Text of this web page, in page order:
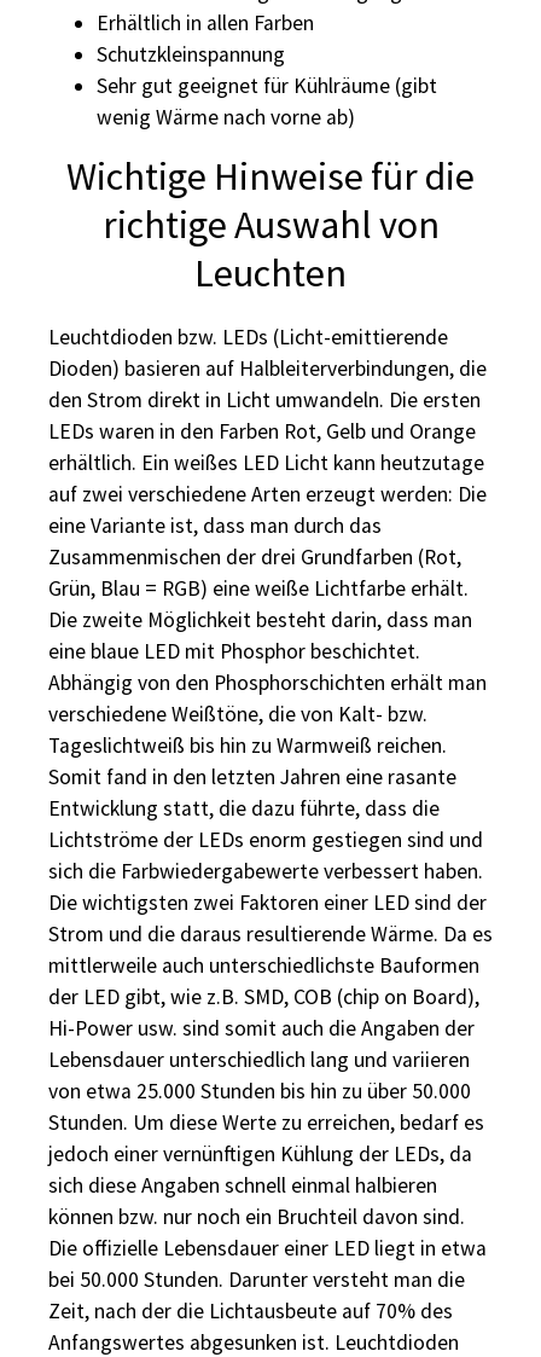
Erhältlich in allen Farben
Schutzkleinspannung
Sehr gut geeignet für Kühlräume (gibt
wenig Wärme nach vorne ab)
Wichtige Hinweise für die
richtige Auswahl von
Leuchten
Leuchtdioden bzw. LEDs (Licht-emittierende
Dioden) basieren auf Halbleiterverbindungen, die
den Strom direkt in Licht umwandeln. Die ersten
LEDs waren in den Farben Rot, Gelb und Orange
erhältlich. Ein weißes LED Licht kann heutzutage
auf zwei verschiedene Arten erzeugt werden: Die
eine Variante ist, dass man durch das
Zusammenmischen der drei Grundfarben (Rot,
Grün, Blau = RGB) eine weiße Lichtfarbe erhält.
Die zweite Möglichkeit besteht darin, dass man
eine blaue LED mit Phosphor beschichtet.
Abhängig von den Phosphorschichten erhält man
verschiedene Weißtöne, die von Kalt- bzw.
Tageslichtweiß bis hin zu Warmweiß reichen.
Somit fand in den letzten Jahren eine rasante
Entwicklung statt, die dazu führte, dass die
Lichtströme der LEDs enorm gestiegen sind und
sich die Farbwiedergabewerte verbessert haben.
Die wichtigsten zwei Faktoren einer LED sind der
Strom und die daraus resultierende Wärme. Da es
mittlerweile auch unterschiedlichste Bauformen
der LED gibt, wie z.B. SMD, COB (chip on Board),
Hi-Power usw. sind somit auch die Angaben der
Lebensdauer unterschiedlich lang und variieren
von etwa 25.000 Stunden bis hin zu über 50.000
Stunden. Um diese Werte zu erreichen, bedarf es
jedoch einer vernünftigen Kühlung der LEDs, da
sich diese Angaben schnell einmal halbieren
können bzw. nur noch ein Bruchteil davon sind.
Die offizielle Lebensdauer einer LED liegt in etwa
bei 50.000 Stunden. Darunter versteht man die
Zeit, nach der die Lichtausbeute auf 70% des
Anfangswertes abgesunken ist. Leuchtdioden